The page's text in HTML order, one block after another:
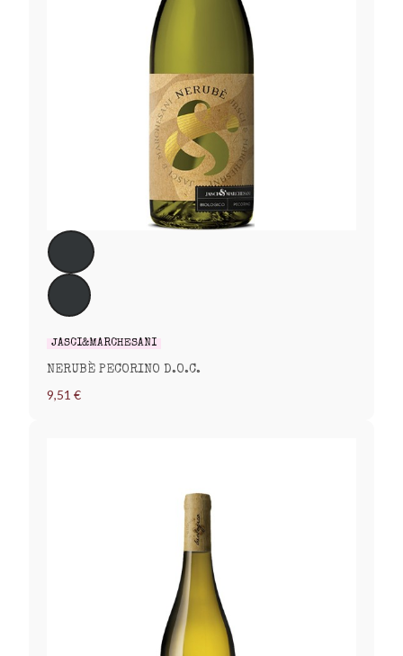
JASCI&MARCHESANI
NERUBÈ PECORINO D.O.C.
9,51 €